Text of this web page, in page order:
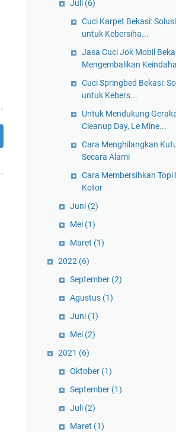
Juli (6)
Cuci Karpet Bekasi:
untuk Kebersiha...
Jasa Cuci Jok Mobil
Mengembalikan
Cuci Springbed Bekasi:
untuk Kebers...
Untuk Mendukung
Cleanup Day, Le Mine...
Cara Menghilangkan
Secara Alami
Cara Membersihkan Topi
Kotor
Juni (2)
Mei (1)
Maret (1)
2022 (6)
September (2)
Agustus (1)
Juni (1)
Mei (2)
2021 (6)
Oktober (1)
September (1)
Juli (2)
Maret (1)